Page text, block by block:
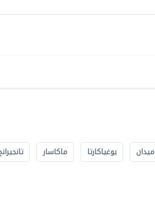
ميدان يوغياكارتا ماكاسار